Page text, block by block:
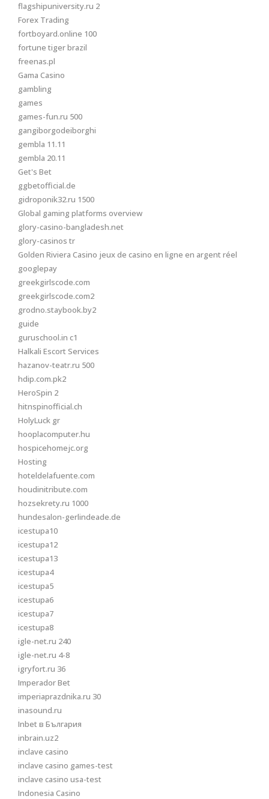
flagshipuniversity.ru 2
Forex Trading
fortboyard.online 100
fortune tiger brazil
freenas.pl
Gama Casino
gambling
games
games-fun.ru 500
gangiborgodeiborghi
gembla 11.11
gembla 20.11
Get's Bet
ggbetofficial.de
gidroponik32.ru 1500
Global gaming platforms overview
glory-casino-bangladesh.net
glory-casinos tr
Golden Riviera Casino jeux de casino en ligne en argent réel
googlepay
greekgirlscode.com
greekgirlscode.com2
grodno.staybook.by2
guide
guruschool.in c1
Halkali Escort Services
hazanov-teatr.ru 500
hdip.com.pk2
HeroSpin 2
hitnspinofficial.ch
HolyLuck gr
hooplacomputer.hu
hospicehomejc.org
Hosting
hoteldelafuente.com
houdinitribute.com
hozsekrety.ru 1000
hundesalon-gerlindeade.de
icestupa10
icestupa12
icestupa13
icestupa4
icestupa5
icestupa6
icestupa7
icestupa8
igle-net.ru 240
igle-net.ru 4-8
igryfort.ru 36
Imperador Bet
imperiaprazdnika.ru 30
inasound.ru
Inbet в България
inbrain.uz2
inclave casino
inclave casino games-test
inclave casino usa-test
Indonesia Casino